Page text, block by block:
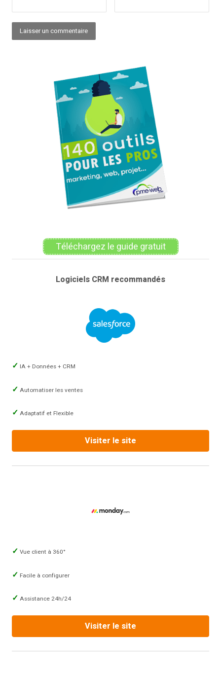
Téléchargez le guide gratuit
Logiciels CRM recommandés
IA + Données + CRM
Automatiser les ventes
Adaptatif et Flexible
Visiter le site
Vue client à 360°
Facile à configurer
Assistance 24h/24
Visiter le site